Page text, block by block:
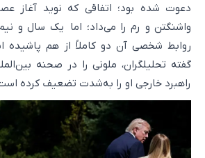
دعوت شده بود؛ اتفاقی که نوید آغاز
واشنگتن و رم را می‌داد؛ اما یک سال و
روابط شخصی آن دو کاملاً از هم
گفته تحلیلگران، ملونی را در صحنه
راهبرد خارجی او را به‌شدت تضعیف کرده